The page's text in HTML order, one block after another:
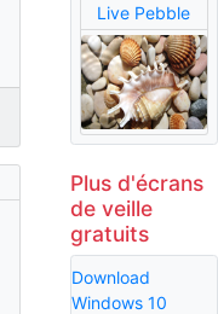
Live Pebble
Plus d'écrans
de veille
gratuits
Download
Windows 10